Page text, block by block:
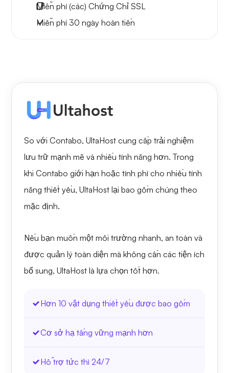
Miễn phí (các) Chứng Chỉ SSL
Miễn phí 30 ngày hoàn tiền
So với Contabo, UltaHost cung cấp trải nghiệm
lưu trữ mạnh mẽ và nhiều tính năng hơn. Trong
khi Contabo giới hạn hoặc tính phí cho nhiều tính
năng thiết yếu, UltaHost lại bao gồm chúng theo
mặc định.
Nếu bạn muốn một môi trường nhanh, an toàn và
được quản lý toàn diện mà không cần các tiện ích
bổ sung, UltaHost là lựa chọn tốt hơn.
Hơn 10 vật dụng thiết yếu được bao gồm
Cơ sở hạ tầng vững mạnh hơn
Hỗ trợ tức thì 24/7